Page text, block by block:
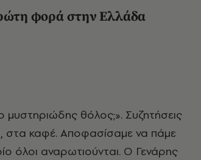
φορά στην Ελλάδα
στα καφέ. Αποφασίσαμε να πάμε
όλοι αναρωτιούνται. Ο Γενάρης